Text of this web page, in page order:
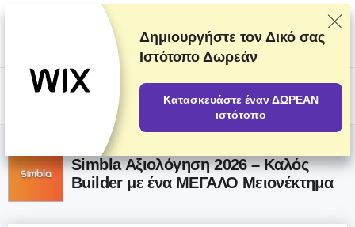
Αξιολογούμε και κατατάσσουμε τους προμηθευτές βάσει των αυστηρών
δοκιμών και ερευνών που πραγματοποιούμε, λαμβάνοντας παράλληλα
υπόψη τα σχόλιά σας καθώς και τις εμπορικές μας συμφωνίες με τους
παρόχους. Αυτή η σελίδα περιέχει συνδέσμους
Γνωστοποίηση Διαφήμισης
US$
Simbla Αξιολόγηση 2026 – Καλός
Builder με ένα ΜΕΓΑΛΟ Μειονέκτημα
Δημιουργήστε τον Δικό σας
Ιστότοπο Δωρεάν
Κατασκευάστε έναν ΔΩΡΕΑΝ
ιστότοπο